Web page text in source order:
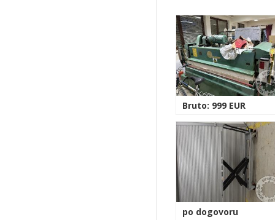
Bruto: 999 EUR
po dogovoru